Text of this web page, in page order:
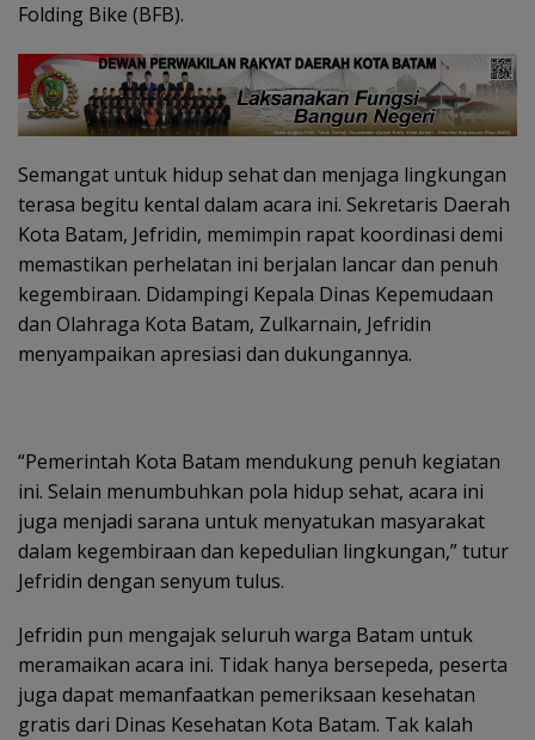
Folding Bike (BFB).
Semangat untuk hidup sehat dan menjaga lingkungan
terasa begitu kental dalam acara ini. Sekretaris Daerah
Kota Batam, Jefridin, memimpin rapat koordinasi demi
memastikan perhelatan ini berjalan lancar dan penuh
kegembiraan. Didampingi Kepala Dinas Kepemudaan
dan Olahraga Kota Batam, Zulkarnain, Jefridin
menyampaikan apresiasi dan dukungannya.
“Pemerintah Kota Batam mendukung penuh kegiatan
ini. Selain menumbuhkan pola hidup sehat, acara ini
juga menjadi sarana untuk menyatukan masyarakat
dalam kegembiraan dan kepedulian lingkungan,” tutur
Jefridin dengan senyum tulus.
Jefridin pun mengajak seluruh warga Batam untuk
meramaikan acara ini. Tidak hanya bersepeda, peserta
juga dapat memanfaatkan pemeriksaan kesehatan
gratis dari Dinas Kesehatan Kota Batam. Tak kalah